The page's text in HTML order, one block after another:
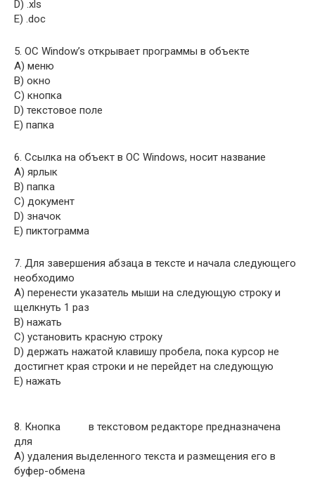
D) .xls
E) .doc
5. ОС Window’s открывает программы в объекте
A) меню
B) окно
C) кнопка
D) текстовое поле
E) папка
6. Ссылка на объект в ОС Windows, носит название
A) ярлык
B) папка
C) документ
D) значок
E) пиктограмма
7. Для завершения абзаца в тексте и начала следующего
необходимо
A) перенести указатель мыши на следующую строку и
щелкнуть 1 раз
B) нажать
C) установить красную строку
D) держать нажатой клавишу пробела, пока курсор не
достигнет края строки и не перейдет на следующую
E) нажать
8. Кнопка
в текстовом редакторе предназначена
для
A) удаления выделенного текста и размещения его в
буфер-обмена